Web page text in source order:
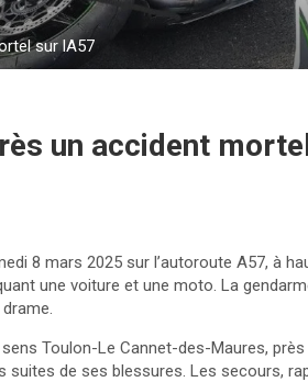
sur lA57
un accident
8 mars 2025 sur l’autoroute A57, à
une voiture et une moto. La
Toulon-Le Cannet-des-Maures, près
suites de ses blessures. Les secours,